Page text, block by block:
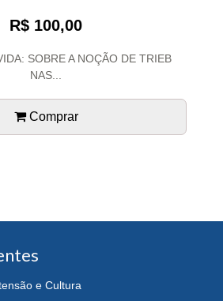
R$ 100,00
SOBRE A NOÇÃO DE TRIEB
NAS...
Comprar
e Cultura